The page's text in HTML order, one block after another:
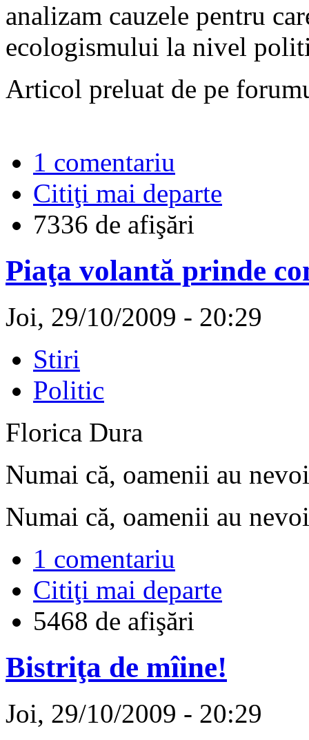
analizam cauzele pentru
ecologismului la nivel
Articol preluat de pe
1 comentariu
Citiţi mai departe
7336 de afişări
Piaţa volantă prinde
Joi, 29/10/2009 - 20:29
Stiri
Politic
Florica Dura
Numai că, oamenii au
Numai că, oamenii au
1 comentariu
Citiţi mai departe
5468 de afişări
Bistriţa de mîine!
Joi, 29/10/2009 - 20:29